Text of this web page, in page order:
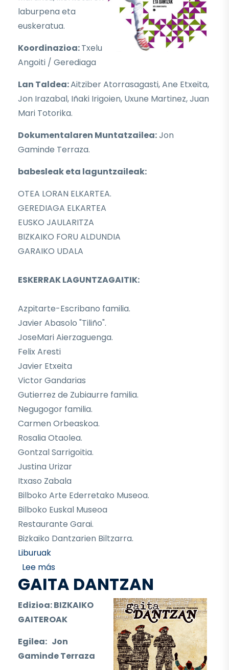
laburpena eta
euskeratua.
Koordinazioa:Txelu
Angoiti / Gerediaga
Lan Taldea:Aitziber Atorrasagasti, Ane Etxeita,
Jon Irazabal, Iñaki Irigoien, Uxune Martinez, Juan
Mari Totorika.
Dokumentalaren Muntatzailea:Jon
Gaminde Terraza.
babesleak eta laguntzaileak:
OTEA LORAN ELKARTEA.
GEREDIAGA ELKARTEA
EUSKO JAULARITZA
BIZKAIKO FORU ALDUNDIA
GARAIKO UDALA
ESKERRAK LAGUNTZAGAITIK:
Azpitarte-Escribano familia.
Javier Abasolo "Tiliño".
JoseMari Aierzaguenga.
Felix Aresti
Javier Etxeita
Victor Gandarias
Gutierrez de Zubiaurre familia.
Negugogor familia.
Carmen Orbeaskoa.
Rosalia Otaolea.
Gontzal Sarrigoitia.
Justina Urizar
Itxaso Zabala
Bilboko Arte Ederretako Museoa.
Bilboko Euskal Museoa
Restaurante Garai.
Bizkaiko Dantzarien Biltzarra.
Liburuak
Lee mássobre "GARAI OHITURAK, JAIAK ETA
GAITA DANTZAN
Edizioa:BIZKAIKO
GAITEROAK
Egilea: Jon
Gaminde Terraza